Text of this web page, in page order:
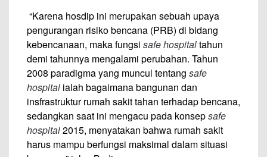
“Karena hosdip ini merupakan sebuah upaya
pengurangan risiko bencana (PRB) di bidang
kebencanaan, maka fungsi safe hospitaltahun
demi tahunnya mengalami perubahan. Tahun
2008 paradigma yang muncul tentang safe
hospital ialah bagaimana bangunan dan
insfrastruktur rumah sakit tahan terhadap bencana,
sedangkan saat ini mengacu pada konsepsafe
hospital2015, menyatakan bahwa rumah sakit
harus mampu berfungsi maksimal dalam situasi